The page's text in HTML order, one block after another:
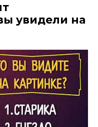
увидели на